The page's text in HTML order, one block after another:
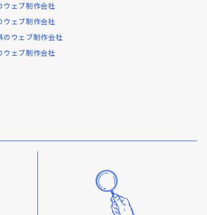
ウェブ制作会社
ウェブ制作会社
のウェブ制作会社
ウェブ制作会社